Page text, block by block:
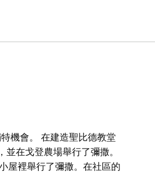
機會。 在建造聖比德教堂
在戈登農場舉行了彌撒。
屋裡舉行了彌撒。在社區的